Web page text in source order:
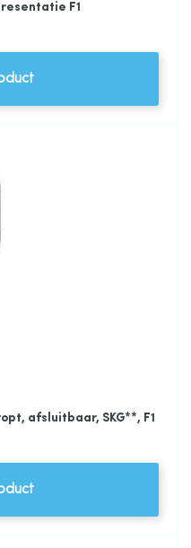
F1
afsluitbaar, SKG**, F1